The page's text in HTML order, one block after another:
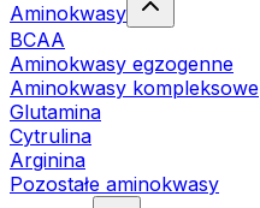
Aminokwasy
BCAA
Aminokwasy egzogenne
Aminokwasy kompleksowe
Glutamina
Cytrulina
Arginina
Pozostałe aminokwasy